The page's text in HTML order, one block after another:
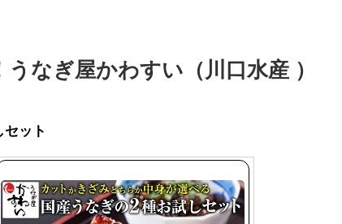
うなぎ屋かわすい（川口水産 ）
セット